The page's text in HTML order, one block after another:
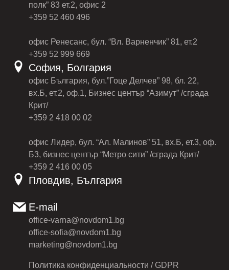
полк” 83 ет.2, офис 2
+359 52 460 496
офис Ренесанс, бул. “Вл. Варненчик” 81, ет.2
+359 52 999 669
София, Болгария
офис България, бул.”Гоце Делчев” 98, бл. 22,
вх.Б, ет.2, оф.1, Бизнес център “Азимут” /сграда
Крит/
+359 2 418 00 02
офис Лидер, бул. “Ал. Малинов” 51, вх.Б, ет.3, оф.
Б3, бизнес център “Метро сити” /сграда Крит/
+359 2 416 00 05
Пловдив, България
E-mail
office-varna@novdom1.bg
office-sofia@novdom1.bg
marketing@novdom1.bg
Политика конфиденциальности / GDPR